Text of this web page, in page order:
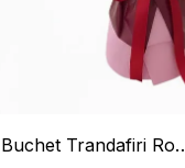
Buchet Trandafiri Roz